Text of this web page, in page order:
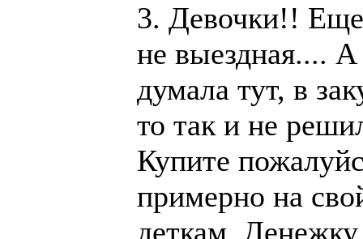
3. Девочки!!
не выездная.... А
думала тут, в
то так и не
Купите
примерно на
деткам.